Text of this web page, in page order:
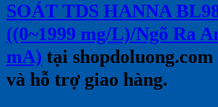
SOÁT TDS HANNA
((0~1999 mg/L)/Ngõ Ra
mA) tại
và hỗ trợ giao hàng.